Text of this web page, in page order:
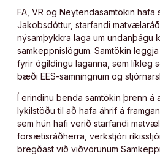
FA, VR og Neytendasamtökin hafa
Jakobsdóttur, starfandi
nýsamþykkra laga um undanþágu
samkeppnislögum. Samtökin
fyrir ógildingu laganna, sem líkleg
bæði EES-samningnum og
Í erindinu benda samtökin þrenn á
lykilstöðu til að hafa áhrif á
sem hún hafi verið starfandi
forsætisráðherra, verkstjóri
bregðast við viðvörunum